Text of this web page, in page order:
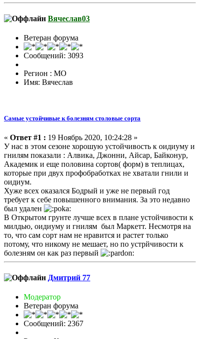
Вячеслав03
Ветеран форума
Сообщений: 3093
Регион : МО
Имя: Вячеслав
Самые устойчивые к болезням столовые сорта
« Ответ #1 : 19 Ноябрь 2020, 10:24:28 »
У нас в этом сезоне хорошую устойчивость к оидиуму и
гнилям показали : Алвика, Джонни, Айсар, Байконур,
Академик и еще половина сортов( форм) в теплицах,
которые при двух профобработках не хватали гнили и
оидиум.
Хуже всех оказался Бодрый и уже не первый год
требует к себе повышенного внимания. За это недавно
был удален
В Открытом грунте лучше всех в плане устойчивости к
милдью, оидиуму и гнилям был Маркетт. Несмотря на
то, что сам сорт нам не нравится и растет только
потому, что никому не мешает, но по устрйчивости к
болезням он как раз первый
Дмитрий 77
Модератор
Ветеран форума
Сообщений: 2367